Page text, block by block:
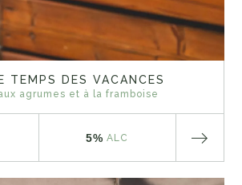
TEMPS DES VACANCES
agrumes et à la framboise
5% ALC